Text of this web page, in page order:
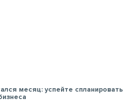
месяц: успейте спланировать